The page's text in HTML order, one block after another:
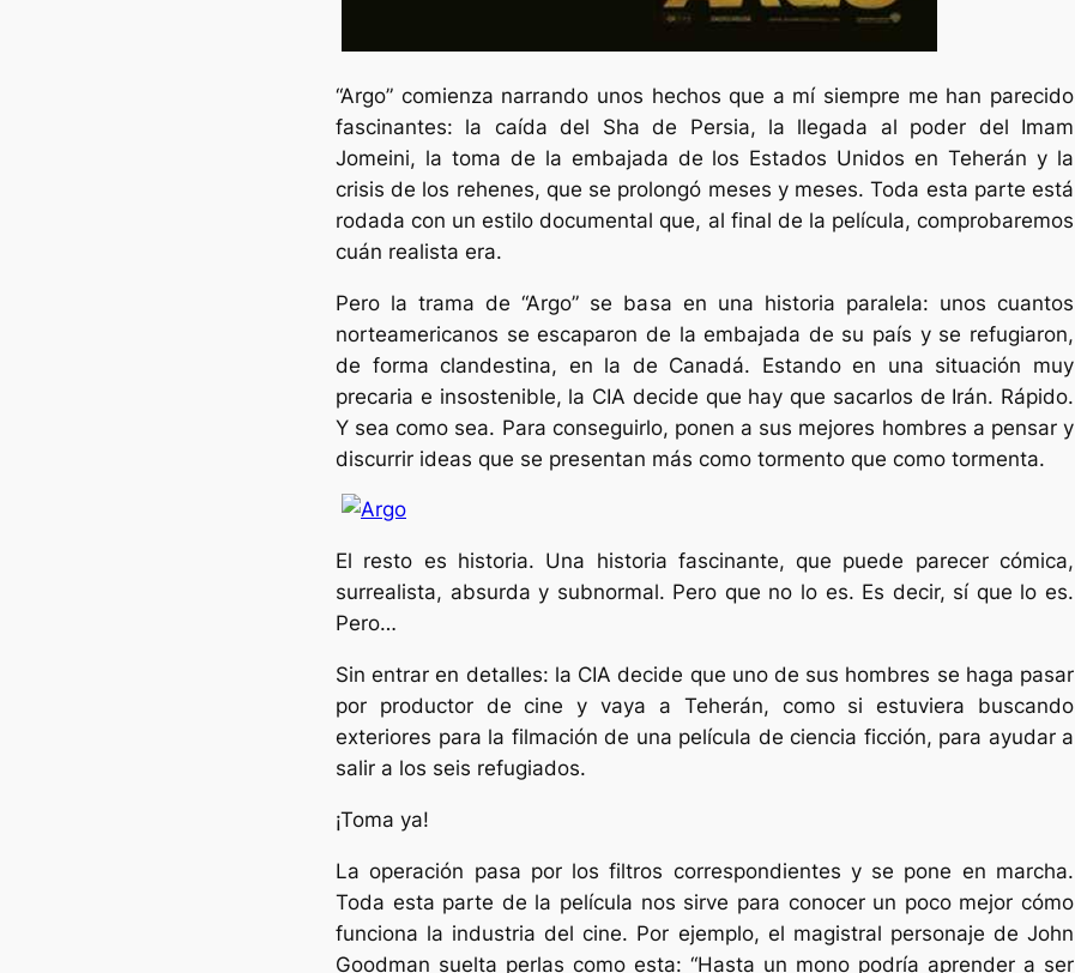
“Argo” comienza narrando unos hechos que a mí siempre me han parecido
fascinantes: la caída del Sha de Persia, la llegada al poder del Imam
Jomeini, la toma de la embajada de los Estados Unidos en Teherán y la
crisis de los rehenes, que se prolongó meses y meses. Toda esta parte está
rodada con un estilo documental que, al final de la película, comprobaremos
cuán realista era.
Pero la trama de “Argo” se basa en una historia paralela: unos cuantos
norteamericanos se escaparon de la embajada de su país y se refugiaron,
de forma clandestina, en la de Canadá. Estando en una situación muy
precaria e insostenible, la CIA decide que hay que sacarlos de Irán. Rápido.
Y sea como sea. Para conseguirlo, ponen a sus mejores hombres a pensar y
discurrir ideas que se presentan más como tormento que como tormenta.
El resto es historia. Una historia fascinante, que puede parecer cómica,
surrealista, absurda y subnormal. Pero que no lo es. Es decir, sí que lo es.
Pero…
Sin entrar en detalles: la CIA decide que uno de sus hombres se haga pasar
por productor de cine y vaya a Teherán, como si estuviera buscando
exteriores para la filmación de una película de ciencia ficción, para ayudar a
salir a los seis refugiados.
¡Toma ya!
La operación pasa por los filtros correspondientes y se pone en marcha.
Toda esta parte de la película nos sirve para conocer un poco mejor cómo
funciona la industria del cine. Por ejemplo, el magistral personaje de John
Goodman suelta perlas como esta: “Hasta un mono podría aprender a ser